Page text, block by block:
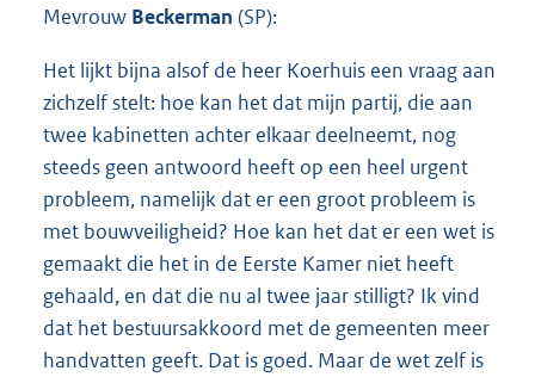
Mevrouw Beckerman (SP):
Het lijkt bijna alsof de heer Koerhuis een vraag aan
zichzelf stelt: hoe kan het dat mijn partij, die aan
twee kabinetten achter elkaar deelneemt, nog
steeds geen antwoord heeft op een heel urgent
probleem, namelijk dat er een groot probleem is
met bouwveiligheid? Hoe kan het dat er een wet is
gemaakt die het in de Eerste Kamer niet heeft
gehaald, en dat die nu al twee jaar stilligt? Ik vind
dat het bestuursakkoord met de gemeenten meer
handvatten geeft. Dat is goed. Maar de wet zelf is